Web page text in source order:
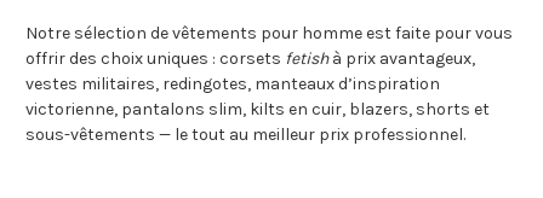
Notre sélection de vêtements pour homme est faite pour vous
offrir des choix uniques : corsets fetishà prix avantageux,
vestes militaires, redingotes, manteaux d’inspiration
victorienne, pantalons slim, kilts en cuir, blazers, shorts et
sous-vêtements — le tout au meilleur prix professionnel.